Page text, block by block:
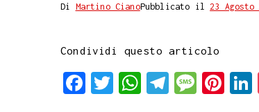
Di Martino CianoPubblicato il23 Agosto
Condividi questo articolo
F
T
W
T
M
P